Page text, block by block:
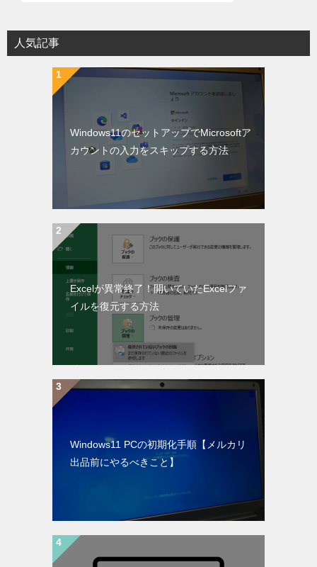
人気記事
Windows11のセットアップでMicrosoftア
カウントの入力をスキップする方法
Excelが異常終了！開いていたExcelファ
イルを復元する方法
Windows11 PCの初期化手順【メルカリ
出品前にやるべきこと】